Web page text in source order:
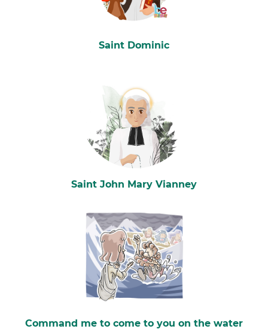
Saint Dominic
Saint John Mary Vianney
Command me to come to you on the water